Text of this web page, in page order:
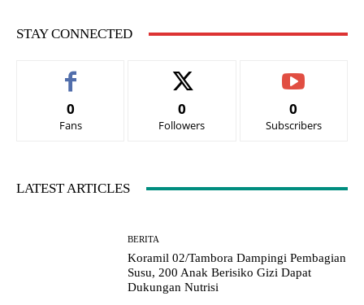
STAY CONNECTED
0
Fans
0
Followers
0
Subscribers
LATEST ARTICLES
BERITA
Koramil 02/Tambora Dampingi Pembagian
Susu, 200 Anak Berisiko Gizi Dapat
Dukungan Nutrisi